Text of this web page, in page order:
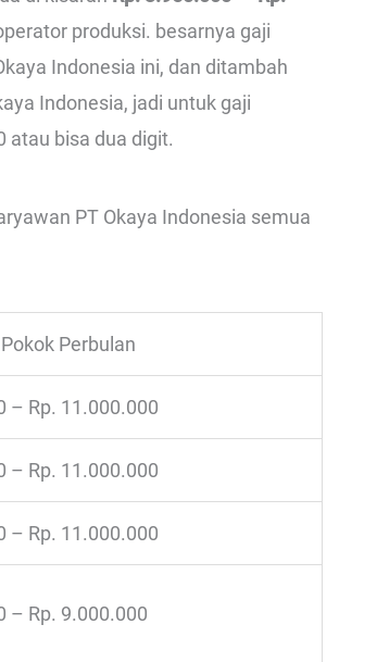
produksi. besarnya gaji
Indonesia ini, dan ditambah
Indonesia, jadi untuk gaji
atau bisa dua digit.
PT Okaya Indonesia semua
Perbulan
– Rp. 11.000.000
– Rp. 11.000.000
– Rp. 11.000.000
– Rp. 9.000.000